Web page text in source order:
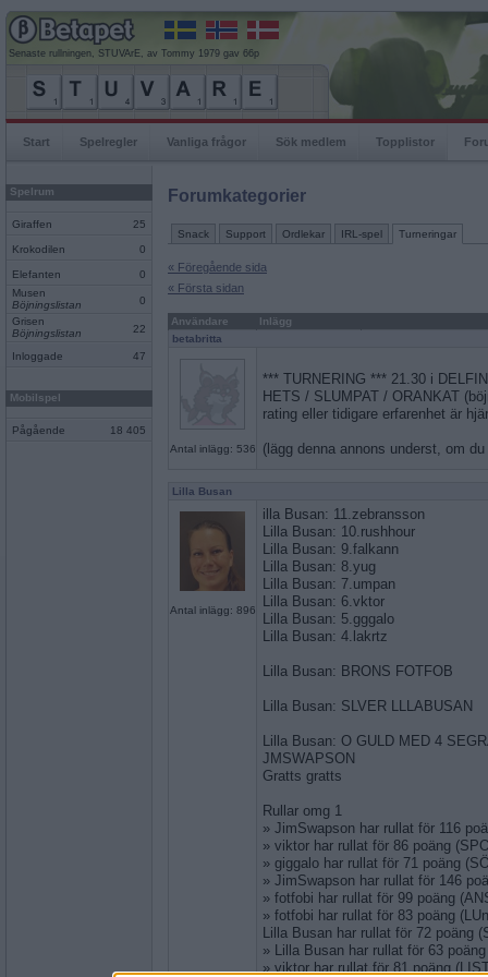
Senaste rullningen, STUVArE, av Tommy 1979 gav 66p
Start Spelregler Vanliga frågor Sök medlem Topplistor
Spelrum
Giraffen 25
Krokodilen 0
Elefanten
0
Musen
Böjningslistan
0
Grisen
Böjningslistan
22
Inloggade 47
Mobilspel
Pågående 18 405
Forumkategorier
Snack Support Ordlekar IRL-spel Turneringar
« Föregående sida
« Första sidan
Användare
Inlägg
betabritta
Antal inlägg: 536
*** TURNERING *** 21.30 i
HETS / SLUMPAT / ORANKAT
rating eller tidigare erfarenhet är
(lägg denna annons underst, om
Lilla Busan
Antal inlägg: 896
illa Busan: 11.zebransson
Lilla Busan: 10.rushhour
Lilla Busan: 9.falkann
Lilla Busan: 8.yug
Lilla Busan: 7.umpan
Lilla Busan: 6.vktor
Lilla Busan: 5.gggalo
Lilla Busan: 4.lakrtz
Lilla Busan: BRONS FOTFOB
Lilla Busan: SLVER LLLABUSAN
Lilla Busan: O GULD MED 4
JMSWAPSON
Gratts gratts
Rullar omg 1
» JimSwapson har rullat för 116
» viktor har rullat för 86 poäng
» giggalo har rullat för 71 poäng
» JimSwapson har rullat för 146
» fotfobi har rullat för 99 poäng
» fotfobi har rullat för 83 poäng
Lilla Busan har rullat för 72 poäng
» Lilla Busan har rullat för 63
» viktor har rullat för 81 poäng